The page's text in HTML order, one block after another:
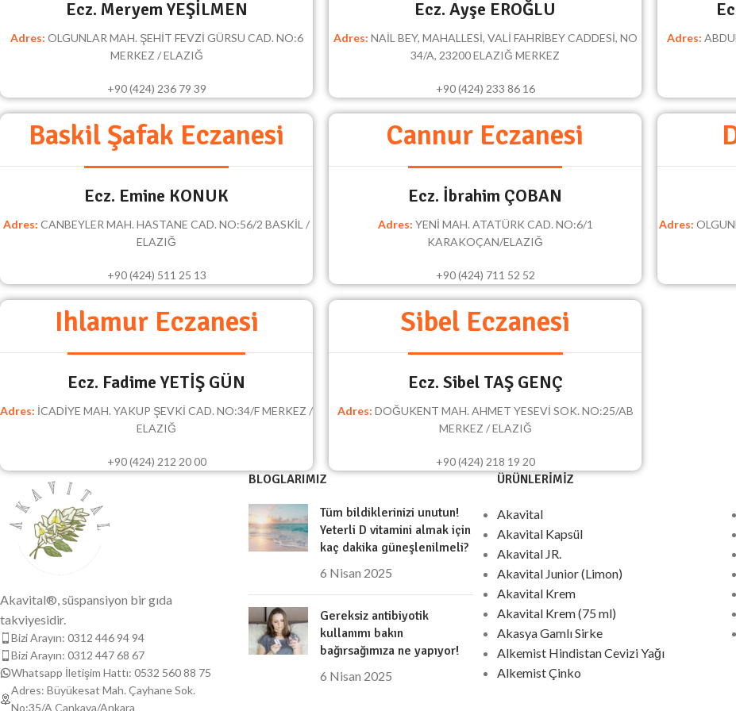
Ecz. Meryem YEŞİLMEN
Adres: OLGUNLAR MAH. ŞEHİT FEVZİ GÜRSU CAD. NO:6
MERKEZ / ELAZIĞ
+90 (424) 236 79 39
Ecz. Ayşe EROĞLU
Adres: NAİL BEY, MAHALLESİ, VALİ FAHRİBEY CADDESİ, NO
34/A, 23200 ELAZIĞ MERKEZ
+90 (424) 233 86 16
Adres:
Baskil Şafak Eczanesi
Ecz. Emine KONUK
Adres: CANBEYLER MAH. HASTANE CAD. NO:56/2 BASKİL /
ELAZIĞ
+90 (424) 511 25 13
Cannur Eczanesi
Ecz. İbrahim ÇOBAN
Adres: YENİ MAH. ATATÜRK CAD. NO:6/1
KARAKOÇAN/ELAZIĞ
+90 (424) 711 52 52
Adres:
Ihlamur Eczanesi
Ecz. Fadime YETİŞ GÜN
Adres: İCADİYE MAH. YAKUP ŞEVKİ CAD. NO:34/F MERKEZ /
ELAZIĞ
+90 (424) 212 20 00
Sibel Eczanesi
Ecz. Sibel TAŞ GENÇ
Adres: DOĞUKENT MAH. AHMET YESEVİ SOK. NO:25/AB
MERKEZ / ELAZIĞ
+90 (424) 218 19 20
Akavital®, süspansiyon bir gıda
takviyesidir.
Bizi Arayın: 0312 446 94 94
Bizi Arayın: 0312 447 68 67
Whatsapp İletişim Hattı: 0532 560 88 75
Adres: Büyükesat Mah. Çayhane Sok.
No:35/A Çankaya/Ankara
BLOGLARIMIZ
Tüm bildiklerinizi unutun!
Yeterli D vitamini almak için
kaç dakika güneşlenilmeli?
6 Nisan 2025
Gereksiz antibiyotik
kullanımı bakın
bağırsağımıza ne yapıyor!
6 Nisan 2025
ÜRÜNLERIMIZ
Akavital
Akavital Kapsül
Akavital JR.
Akavital Junior (Limon)
Akavital Krem
Akavital Krem (75 ml)
Akasya Gamlı Sirke
Alkemist Hindistan Cevizi Yağı
Alkemist Çinko